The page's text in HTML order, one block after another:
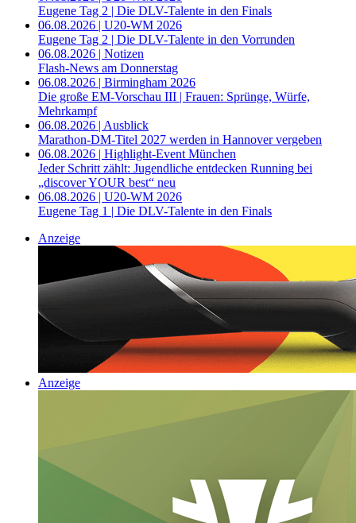
Eugene Tag 2 | Die DLV-Talente in den Finals
06.08.2026 | U20-WM 2026
Eugene Tag 2 | Die DLV-Talente in den Vorrunden
06.08.2026 | Notizen
Flash-News am Donnerstag
06.08.2026 | Birmingham 2026
Die große EM-Vorschau III | Frauen: Sprünge, Würfe,
Mehrkampf
06.08.2026 | Ausblick
Marathon-DM-Titel 2027 werden in Hannover vergeben
06.08.2026 | Highlight-Event München
Jeder Schritt zählt: Jugendliche entdecken Running bei
„discover YOUR best“ neu
06.08.2026 | U20-WM 2026
Eugene Tag 1 | Die DLV-Talente in den Finals
Anzeige
Anzeige